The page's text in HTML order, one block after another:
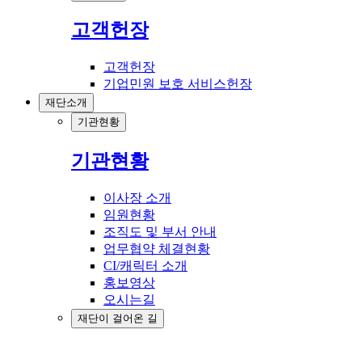
고객헌장
고객헌장
기업민원 보호 서비스헌장
재단소개
기관현황
기관현황
이사장 소개
임원현황
조직도 및 부서 안내
업무협약 체결현황
CI/캐릭터 소개
홍보영상
오시는길
재단이 걸어온 길